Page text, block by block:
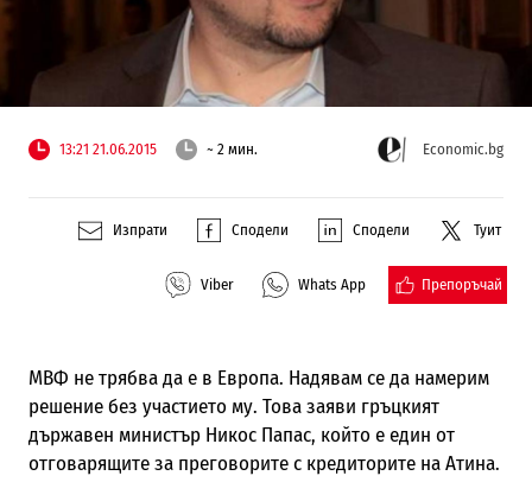
13:21 21.06.2015 ~ 2 мин. Economic.bg
Изпрати Сподели Сподели Туит
Viber Whats App Препоръчай
МВФ не трябва да е в Европа. Надявам се да намерим
решение без участието му. Това заяви гръцкият
държавен министър Никос Папас, който е един от
отговарящите за преговорите с кредиторите на Атина.